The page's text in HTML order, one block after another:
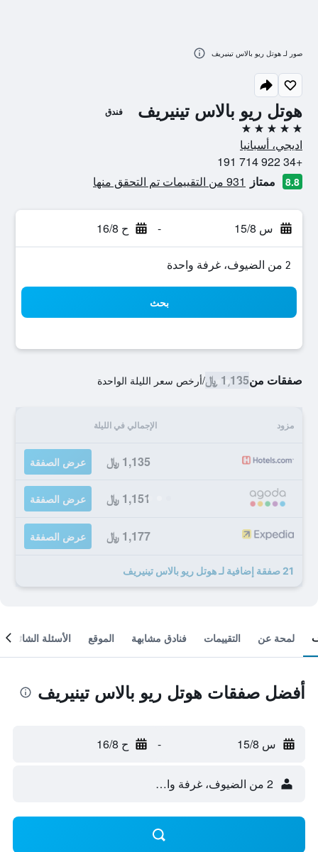
هوتل ريو بالاس تينيريف فندق
5 نجوم
اديجي، أسبانيا
+34 922 714 191
8.8 ممتاز 931 من التقييمات تم التحقق منها
س 15/8 - ح 16/8
2 من الضيوف، غرفة واحدة
بحث
صفقات من1,135 ﷼ /أرخص سعر الليلة الواحدة
مزود الإجمالي في الليلة
1,135 ﷼ عرض الصفقة
1,151 ﷼ عرض الصفقة
1,177 ﷼ عرض الصفقة
21 صفقة إضافية لـ هوتل ريو بالاس تينيريف
صور لـ هوتل ريو بالاس تينيريف
لمحة عن التقييمات فنادق مشابهة الموقع الأسئلة الشائعة
أفضل صفقات هوتل ريو بالاس تينيريف
س 15/8 - ح 16/8
2 من الضيوف، غرفة واحدة